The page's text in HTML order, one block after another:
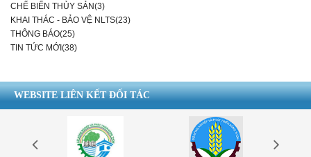
CHẾ BIẾN THỦY SẢN(3)
KHAI THÁC - BẢO VỆ NLTS(23)
THÔNG BÁO(25)
TIN TỨC MỚI(38)
WEBSITE LIÊN KẾT ĐỐI TÁC